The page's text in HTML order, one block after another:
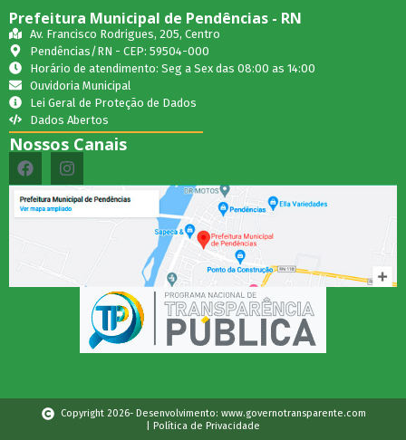
Prefeitura Municipal de Pendências - RN
Av. Francisco Rodrigues, 205, Centro
Pendências/RN - CEP: 59504-000
Horário de atendimento: Seg a Sex das 08:00 as 14:00
Ouvidoria Municipal
Lei Geral de Proteção de Dados
Dados Abertos
Nossos Canais
Copyright 2026- Desenvolvimento: www.governotransparente.com
| Política de Privacidade